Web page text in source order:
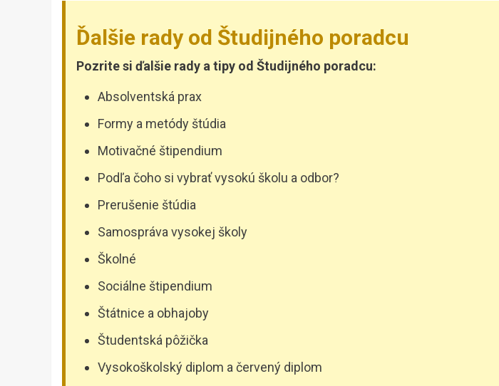
Ďalšie rady od Študijného poradcu
Pozrite si ďalšie rady a tipy od Študijného poradcu:
Absolventská prax
Formy a metódy štúdia
Motivačné štipendium
Podľa čoho si vybrať vysokú školu a odbor?
Prerušenie štúdia
Samospráva vysokej školy
Školné
Sociálne štipendium
Štátnice a obhajoby
Študentská pôžička
Vysokoškolský diplom a červený diplom